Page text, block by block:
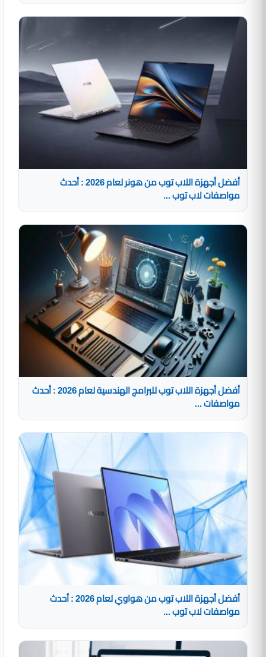
أفضل أجهزة اللاب توب من هونر لعام 2026 : أحدث
مواصفات لاب توب ...
أفضل أجهزة اللاب توب للبرامج الهندسية لعام 2026 : أحدث
مواصفات ...
أفضل أجهزة اللاب توب من هواوي لعام 2026 : أحدث
مواصفات لاب توب ...